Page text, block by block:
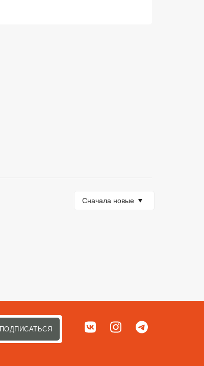
Сортировать по
Сначала новые
ПОДПИСАТЬСЯ Мы в соц. сетях
ВКонтактеInstagramTelegram